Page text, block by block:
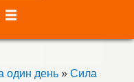
один день» Сила